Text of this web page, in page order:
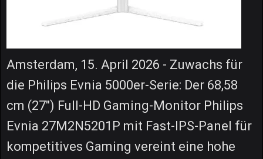
Amsterdam, 15. April 2026 - Zuwachs für
die Philips Evnia 5000er-Serie: Der 68,58
cm (27") Full-HD Gaming-Monitor Philips
Evnia 27M2N5201P mit Fast-IPS-Panel für
kompetitives Gaming vereint eine hohe